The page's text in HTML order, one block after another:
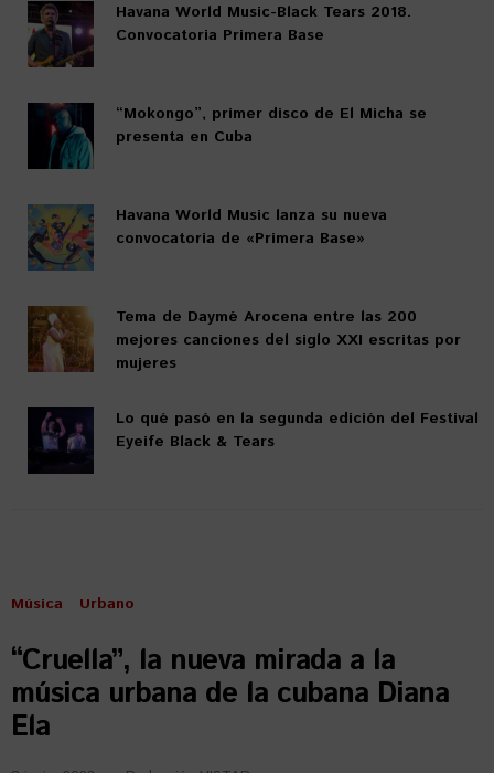
Havana World Music-Black Tears 2018.
Convocatoria Primera Base
“Mokongo”, primer disco de El Micha se
presenta en Cuba
Havana World Music lanza su nueva
convocatoria de «Primera Base»
Tema de Daymé Arocena entre las 200
mejores canciones del siglo XXI escritas por
mujeres
Lo qué pasó en la segunda edición del Festival
Eyeife Black & Tears
Música Urbano
“Cruella”, la nueva mirada a la
música urbana de la cubana Diana
Ela